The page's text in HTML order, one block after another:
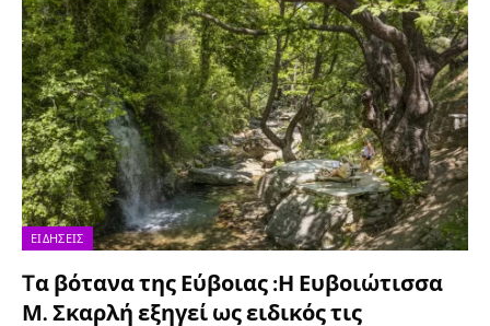
ΕΙΔΉΣΕΙΣ
Tα βότανα της Εύβοιας :Η Ευβοιώτισσα
Μ. Σκαρλή εξηγεί ως ειδικός τις